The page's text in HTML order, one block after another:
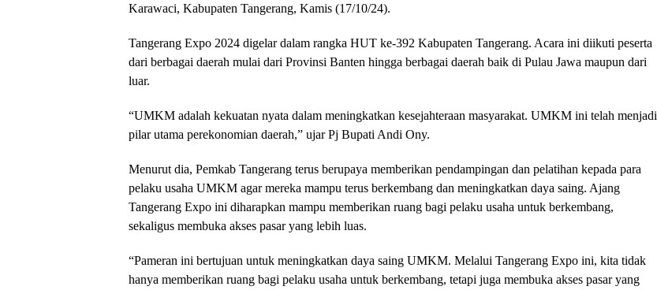
Karawaci, Kabupaten Tangerang, Kamis (17/10/24).
Tangerang Expo 2024 digelar dalam rangka HUT ke-392 Kabupaten Tangerang. Acara ini diikuti peserta
dari berbagai daerah mulai dari Provinsi Banten hingga berbagai daerah baik di Pulau Jawa maupun dari
luar.
“UMKM adalah kekuatan nyata dalam meningkatkan kesejahteraan masyarakat. UMKM ini telah menjadi
pilar utama perekonomian daerah,” ujar Pj Bupati Andi Ony.
Menurut dia, Pemkab Tangerang terus berupaya memberikan pendampingan dan pelatihan kepada para
pelaku usaha UMKM agar mereka mampu terus berkembang dan meningkatkan daya saing. Ajang
Tangerang Expo ini diharapkan mampu memberikan ruang bagi pelaku usaha untuk berkembang,
sekaligus membuka akses pasar yang lebih luas.
“Pameran ini bertujuan untuk meningkatkan daya saing UMKM. Melalui Tangerang Expo ini, kita tidak
hanya memberikan ruang bagi pelaku usaha untuk berkembang, tetapi juga membuka akses pasar yang